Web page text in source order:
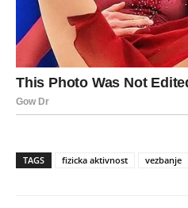
TAGS fizicka aktivnost vezbanje